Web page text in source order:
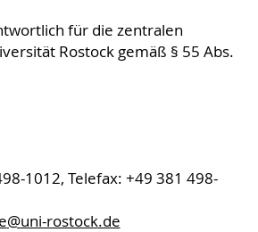
für die zentralen
Rostock gemäß § 55 Abs.
1012, Telefax: +49 381 498-
@uni-rostock.de